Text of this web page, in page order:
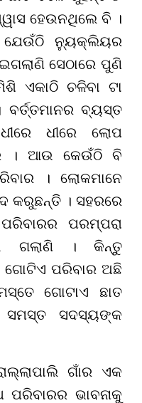
ହେଉନଥିଲେ ବି ।
ନ୍ୟୁକ୍ଲିୟର
ସେଠାରେ ପୁଣି
ଏକାଠି ଚଳିବା ଟା
। ବର୍ତ୍ତମାନର ବ୍ୟସ୍ତ
ଧୀରେ ଲୋପ
। ଆଉ କେଉଁଠି ବି
। ଲୋକମାନେ
କରୁଛନ୍ତି । ସହରରେ
ପରମ୍ପରା
ଗଲାଣି
। କିନ୍ତୁ
ଗୋଟିଏ ପରିବାର ଅଛି
ଗୋଟାଏ ଛାତ
ସମସ୍ତ ସଦସ୍ୟଙ୍କ
ଗାଁର ଏକ
ଭାବନାକୁ